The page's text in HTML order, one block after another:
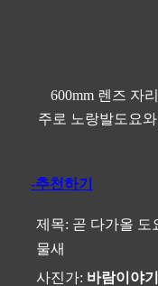
600mm 렌즈 자
주로 노랑발도요
-추천하기
제목: 곧 다가올 도
물새
사진가: 바람이야기